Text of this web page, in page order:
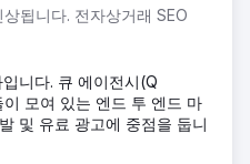
됩니다. 전자상거래 SEO
니다. 큐 에이전시(Q
모여 있는 엔드 투 엔드 마
및 유료 광고에 중점을 둡니